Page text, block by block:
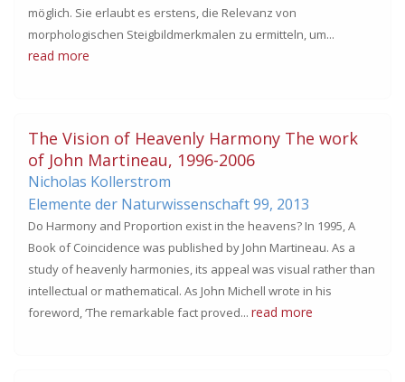
möglich. Sie erlaubt es erstens, die Relevanz von
morphologischen Steigbildmerkmalen zu ermitteln, um...
read more
The Vision of Heavenly Harmony The work
of John Martineau, 1996-2006
Nicholas Kollerstrom
Elemente der Naturwissenschaft 99, 2013
Do Harmony and Proportion exist in the heavens? In 1995, A
Book of Coincidence was published by John Martineau. As a
study of heavenly harmonies, its appeal was visual rather than
intellectual or mathematical. As John Michell wrote in his
foreword, ‘The remarkable fact proved... read more